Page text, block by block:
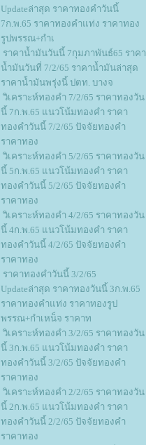
Updateล่าสุด ราคาทองคำวันนี้
7ก.พ.65 ราคาทองคำแท่ง ราคาทอง
รูปพรรณ+กำเ
ราคาน้ำมันวันนี้ 7กุมภาพันธ์65 ราคา
น้ำมันวันที่ 7/2/65 ราคาน้ำมันล่าสุด
ราคาน้ำมันพรุ่งนี้ ปตท. บางจ
วิเคราะห์ทองคำ 7/2/65 ราคาทองวัน
นี้ 7ก.พ.65 แนวโน้มทองคำ ราคา
ทองคำวันนี้ 7/2/65 ปัจจัยทองคำ
ราคาทอง
วิเคราะห์ทองคำ 5/2/65 ราคาทองวัน
นี้ 5ก.พ.65 แนวโน้มทองคำ ราคา
ทองคำวันนี้ 5/2/65 ปัจจัยทองคำ
ราคาทอง
วิเคราะห์ทองคำ 4/2/65 ราคาทองวัน
นี้ 4ก.พ.65 แนวโน้มทองคำ ราคา
ทองคำวันนี้ 4/2/65 ปัจจัยทองคำ
ราคาทอง
ราคาทองคำวันนี้ 3/2/65
Updateล่าสุด ราคาทองวันนี้ 3ก.พ.65
ราคาทองคำแท่ง ราคาทองรูป
พรรณ+กำเหน็จ ราคาท
วิเคราะห์ทองคำ 3/2/65 ราคาทองวัน
นี้ 3ก.พ.65 แนวโน้มทองคำ ราคา
ทองคำวันนี้ 3/2/65 ปัจจัยทองคำ
ราคาทอง
วิเคราะห์ทองคำ 2/2/65 ราคาทองวัน
นี้ 2ก.พ.65 แนวโน้มทองคำ ราคา
ทองคำวันนี้ 2/2/65 ปัจจัยทองคำ
ราคาทอง